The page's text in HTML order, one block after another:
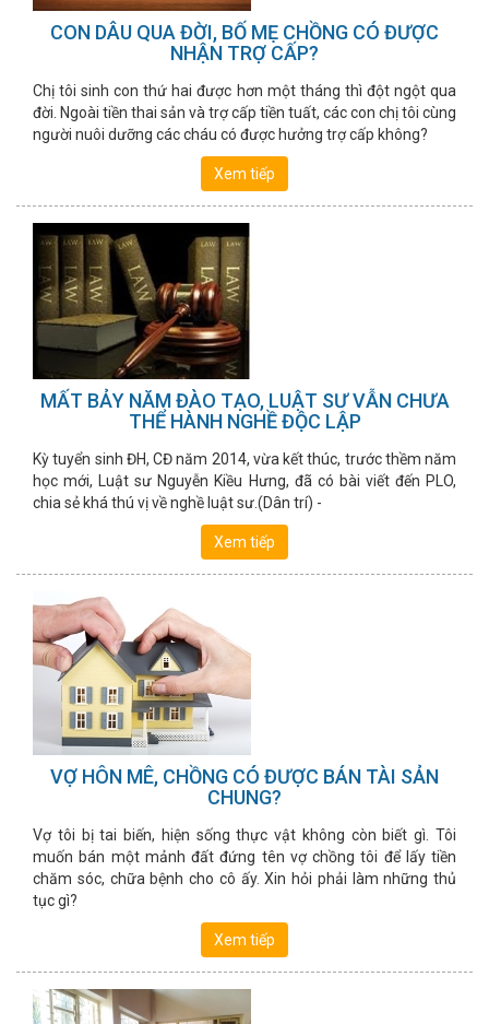
CON DÂU QUA ĐỜI, BỐ MẸ CHỒNG CÓ ĐƯỢC
NHẬN TRỢ CẤP?
Chị tôi sinh con thứ hai được hơn một tháng thì đột ngột qua
đời. Ngoài tiền thai sản và trợ cấp tiền tuất, các con chị tôi cùng
người nuôi dưỡng các cháu có được hưởng trợ cấp không?
Xem tiếp
MẤT BẢY NĂM ĐÀO TẠO, LUẬT SƯ VẪN CHƯA
THỂ HÀNH NGHỀ ĐỘC LẬP
Kỳ tuyển sinh ĐH, CĐ năm 2014, vừa kết thúc, trước thềm năm
học mới, Luật sư Nguyễn Kiều Hưng, đã có bài viết đến PLO,
chia sẻ khá thú vị về nghề luật sư.(Dân trí) -
Xem tiếp
VỢ HÔN MÊ, CHỒNG CÓ ĐƯỢC BÁN TÀI SẢN
CHUNG?
Vợ tôi bị tai biến, hiện sống thực vật không còn biết gì. Tôi
muốn bán một mảnh đất đứng tên vợ chồng tôi để lấy tiền
chăm sóc, chữa bệnh cho cô ấy. Xin hỏi phải làm những thủ
tục gì?
Xem tiếp